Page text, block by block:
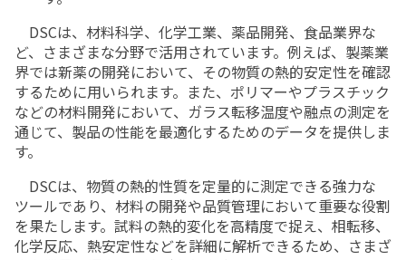
DSCは、材料科学、化学工業、薬品開発、食品業界な
ど、さまざまな分野で活用されています。例えば、製薬業
界では新薬の開発において、その物質の熱的安定性を確認
するために用いられます。また、ポリマーやプラスチック
などの材料開発において、ガラス転移温度や融点の測定を
通じて、製品の性能を最適化するためのデータを提供しま
す。
DSCは、物質の熱的性質を定量的に測定できる強力な
ツールであり、材料の開発や品質管理において重要な役割
を果たします。試料の熱的変化を高精度で捉え、相転移、
化学反応、熱安定性などを詳細に解析できるため、さまざ